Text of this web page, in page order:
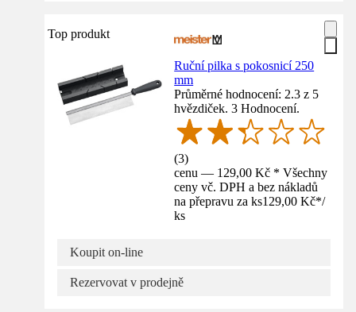
Top produkt
Ruční pilka s pokosnicí 250
mm
Průměrné hodnocení: 2.3 z 5
hvězdiček. 3 Hodnocení.
(3)
cenu — 129,00 Kč * Všechny
ceny vč. DPH a bez nákladů
na přepravu za ks129,00 Kč*/
ks
Koupit on-line
Rezervovat v prodejně